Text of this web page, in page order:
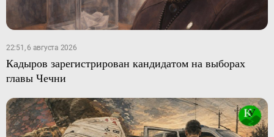
22:51, 6 августа 2026
Кадыров зарегистрирован кандидатом на выборах
главы Чечни